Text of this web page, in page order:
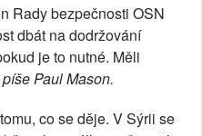
Rady bezpečnosti OSN
dbát na dodržování
je to nutné. Měli
píše Paul Mason.
co se děje. V Sýrii se